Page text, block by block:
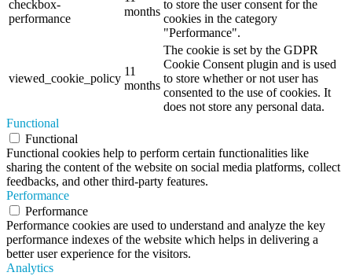
checkbox-
performance
months
to store the user consent for the
cookies in the category
"Performance".
viewed_cookie_policy
11
months
The cookie is set by the GDPR
Cookie Consent plugin and is used
to store whether or not user has
consented to the use of cookies. It
does not store any personal data.
Functional
Functional
Functional cookies help to perform certain functionalities like
sharing the content of the website on social media platforms, collect
feedbacks, and other third-party features.
Performance
Performance
Performance cookies are used to understand and analyze the key
performance indexes of the website which helps in delivering a
better user experience for the visitors.
Analytics